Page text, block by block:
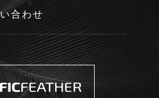
合わせ